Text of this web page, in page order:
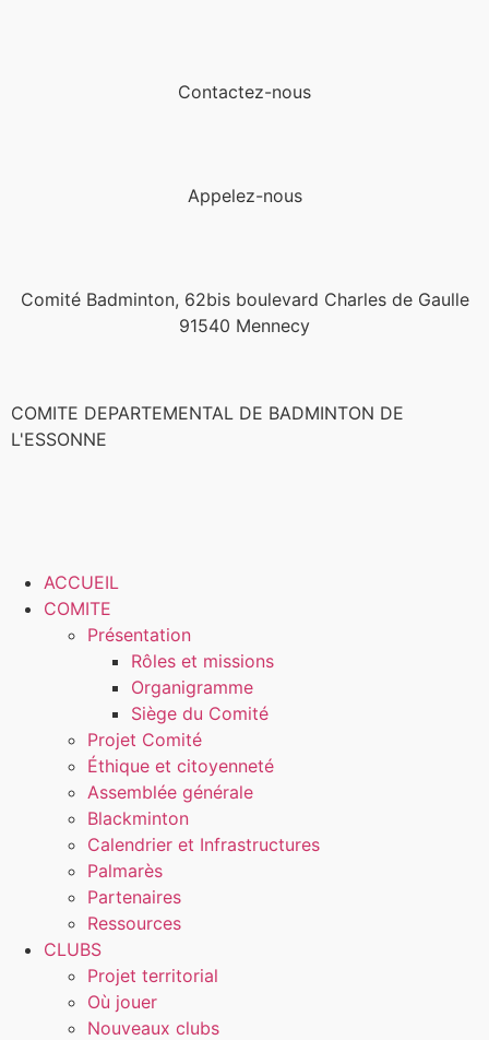
Contactez-nous
Appelez-nous
Comité Badminton, 62bis boulevard Charles de Gaulle
91540 Mennecy
COMITE DEPARTEMENTAL DE BADMINTON DE
L'ESSONNE
ACCUEIL
COMITE
Présentation
Rôles et missions
Organigramme
Siège du Comité
Projet Comité
Éthique et citoyenneté
Assemblée générale
Blackminton
Calendrier et Infrastructures
Palmarès
Partenaires
Ressources
CLUBS
Projet territorial
Où jouer
Nouveaux clubs